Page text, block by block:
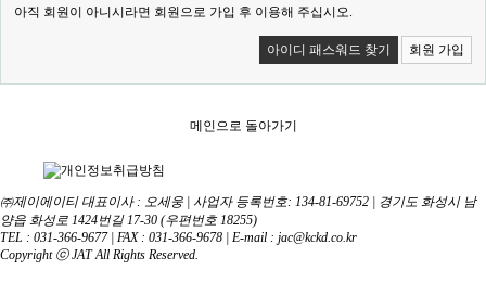
아직 회원이 아니시라면 회원으로 가입 후 이용해 주십시오.
아이디 패스워드 찾기 회원 가입
메인으로 돌아가기
㈜제이에이티 대표이사 : 오세웅 | 사업자 등록번호: 134-81-69752 | 경기도 화성시 남
양읍 화성로 1424번길 17-30 (우편번호 18255)
TEL : 031-366-9677 | FAX : 031-366-9678 | E-mail : jac@kckd.co.kr
Copyright ⓒ JAT All Rights Reserved.